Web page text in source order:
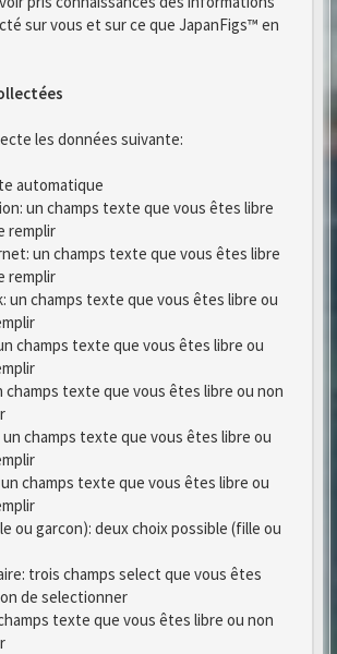
sur vous et sur ce que JapanFigs™ en
les données suivante:
automatique
un champs texte que vous êtes libre
remplir
un champs texte que vous êtes libre
remplir
un champs texte que vous êtes libre ou
champs texte que vous êtes libre ou
champs texte que vous êtes libre ou non
un champs texte que vous êtes libre ou
champs texte que vous êtes libre ou
ou garcon): deux choix possible (fille ou
trois champs select que vous êtes
de selectionner
texte que vous êtes libre ou non